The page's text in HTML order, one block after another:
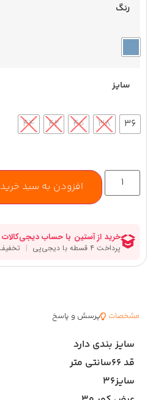
رنگ
سایز
۳۶ ۳۸ ۴۰ ۴۲ ۴۴
افزودن به سبد خرید
مشخصات پرسش و پاسخ
سایز بندی دارد
قد ۶۶سانتی متر
سایز۳۶